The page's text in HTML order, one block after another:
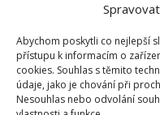
Abychom poskytli co nejlepší
přístupu k informacím o
cookies. Souhlas s těmito
údaje, jako je chování při
Nesouhlas nebo odvolání
12
17
18 19
24
25 26
31